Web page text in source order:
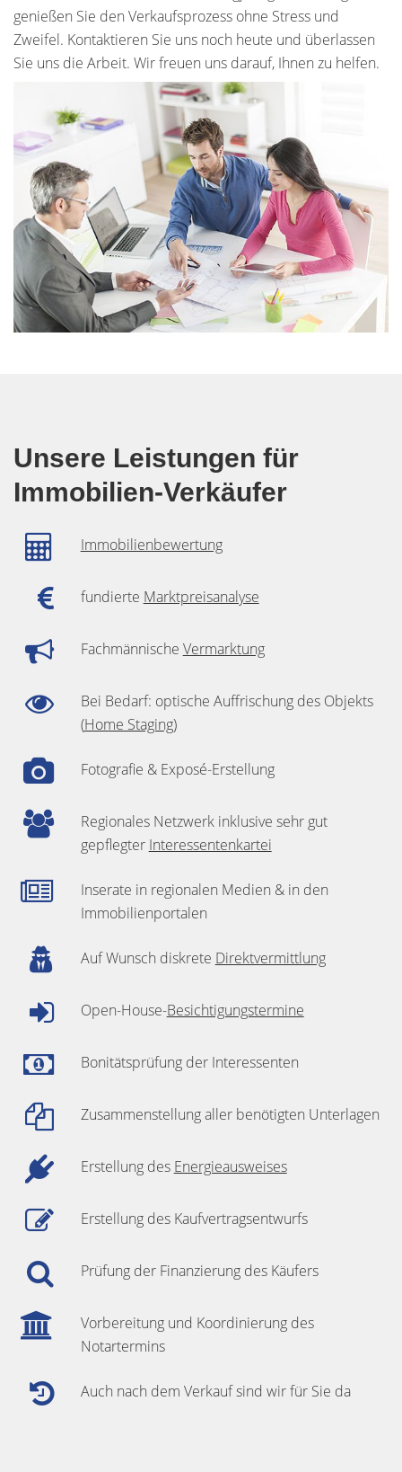
genießen Sie den Verkaufsprozess ohne Stress und
Zweifel. Kontaktieren Sie uns noch heute und überlassen
Sie uns die Arbeit. Wir freuen uns darauf, Ihnen zu helfen.
Unsere Leistungen für
Immobilien-Verkäufer
Immobilienbewertung
fundierte Marktpreisanalyse
Fachmännische Vermarktung
Bei Bedarf: optische Auffrischung des Objekts
(Home Staging)
Fotografie & Exposé-Erstellung
Regionales Netzwerk inklusive sehr gut
gepflegter Interessentenkartei
Inserate in regionalen Medien & in den
Immobilienportalen
Auf Wunsch diskrete Direktvermittlung
Open-House-Besichtigungstermine
Bonitätsprüfung der Interessenten
Zusammenstellung aller benötigten Unterlagen
Erstellung des Energieausweises
Erstellung des Kaufvertragsentwurfs
Prüfung der Finanzierung des Käufers
Vorbereitung und Koordinierung des
Notartermins
Auch nach dem Verkauf sind wir für Sie da